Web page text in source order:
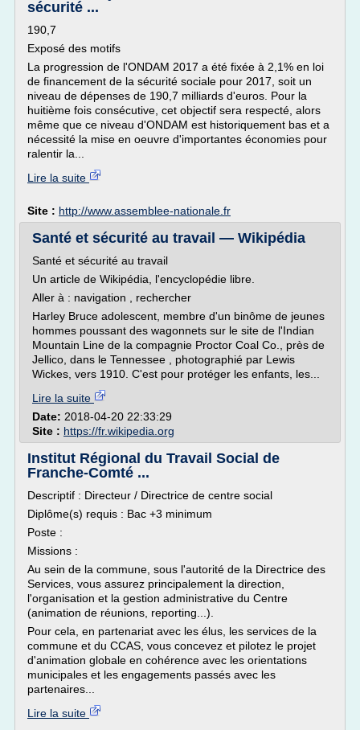
sécurité ...
190,7
Exposé des motifs
La progression de l'ONDAM 2017 a été fixée à 2,1% en loi
de financement de la sécurité sociale pour 2017, soit un
niveau de dépenses de 190,7 milliards d'euros. Pour la
huitième fois consécutive, cet objectif sera respecté, alors
même que ce niveau d'ONDAM est historiquement bas et a
nécessité la mise en oeuvre d'importantes économies pour
ralentir la...
Lire la suite
Site : http://www.assemblee-nationale.fr
Santé et sécurité au travail — Wikipédia
Santé et sécurité au travail
Un article de Wikipédia, l'encyclopédie libre.
Aller à : navigation , rechercher
Harley Bruce adolescent, membre d'un binôme de jeunes
hommes poussant des wagonnets sur le site de l'Indian
Mountain Line de la compagnie Proctor Coal Co., près de
Jellico, dans le Tennessee , photographié par Lewis
Wickes, vers 1910. C'est pour protéger les enfants, les...
Lire la suite
Date: 2018-04-20 22:33:29
Site : https://fr.wikipedia.org
Institut Régional du Travail Social de
Franche-Comté ...
Descriptif : Directeur / Directrice de centre social
Diplôme(s) requis : Bac +3 minimum
Poste :
Missions :
Au sein de la commune, sous l'autorité de la Directrice des
Services, vous assurez principalement la direction,
l'organisation et la gestion administrative du Centre
(animation de réunions, reporting...).
Pour cela, en partenariat avec les élus, les services de la
commune et du CCAS, vous concevez et pilotez le projet
d'animation globale en cohérence avec les orientations
municipales et les engagements passés avec les
partenaires...
Lire la suite